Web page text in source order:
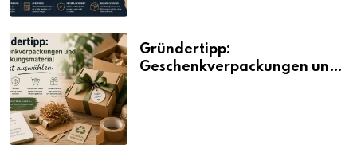
Gründertipp:
Geschenkverpackungen und